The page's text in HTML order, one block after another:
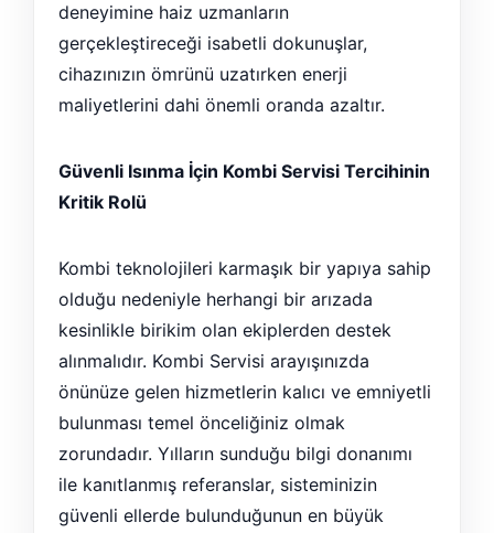
deneyimine haiz uzmanların
gerçekleştireceği isabetli dokunuşlar,
cihazınızın ömrünü uzatırken enerji
maliyetlerini dahi önemli oranda azaltır.
Güvenli Isınma İçin Kombi Servisi Tercihinin
Kritik Rolü
Kombi teknolojileri karmaşık bir yapıya sahip
olduğu nedeniyle herhangi bir arızada
kesinlikle birikim olan ekiplerden destek
alınmalıdır. Kombi Servisi arayışınızda
önünüze gelen hizmetlerin kalıcı ve emniyetli
bulunması temel önceliğiniz olmak
zorundadır. Yılların sunduğu bilgi donanımı
ile kanıtlanmış referanslar, sisteminizin
güvenli ellerde bulunduğunun en büyük